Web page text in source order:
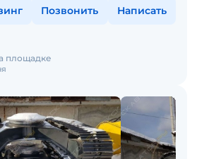
Позвонить Написать
площадке